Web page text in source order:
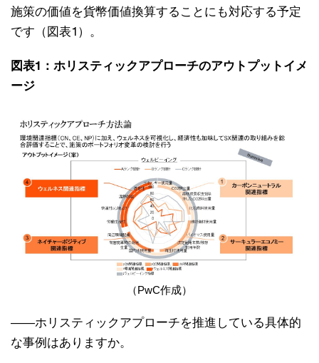
施策の価値を貨幣価値換算することにも対応する予定
です（図表1）。
図表1：ホリスティックアプローチのアウトプットイメ
ージ
（PwC作成）
――ホリスティックアプローチを推進している具体的
な事例はありますか。